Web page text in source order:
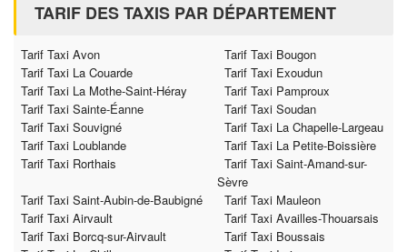
TARIF DES TAXIS PAR DÉPARTEMENT
Tarif Taxi Avon
Tarif Taxi Bougon
Tarif Taxi La Couarde
Tarif Taxi Exoudun
Tarif Taxi La Mothe-Saint-Héray
Tarif Taxi Pamproux
Tarif Taxi Sainte-Éanne
Tarif Taxi Soudan
Tarif Taxi Souvigné
Tarif Taxi La Chapelle-Largeau
Tarif Taxi Loublande
Tarif Taxi La Petite-Boissière
Tarif Taxi Rorthais
Tarif Taxi Saint-Amand-sur-
Sèvre
Tarif Taxi Saint-Aubin-de-Baubigné
Tarif Taxi Mauleon
Tarif Taxi Airvault
Tarif Taxi Availles-Thouarsais
Tarif Taxi Borcq-sur-Airvault
Tarif Taxi Boussais